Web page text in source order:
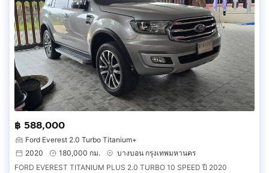
฿ 588,000
Ford Everest 2.0 Turbo Titanium+
2020
180,000 กม.
บางบอน กรุงเทพมหานคร
FORD EVEREST TITANIUM PLUS 2.0 TURBO 10 SPEED ปี 2020